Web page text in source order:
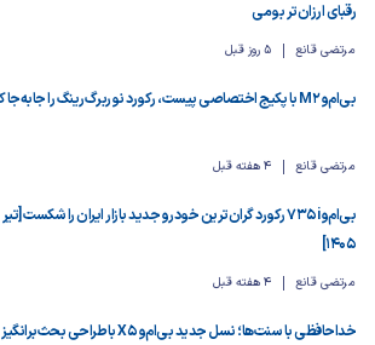
رقبای ارزان‌تر بومی
مرتضی قانع 5 روز قبل
بی‌ام‌و M2 با پکیج اختصاصی پیست، رکورد نوربرگ‌رینگ را جابه‌جا کرد
مرتضی قانع 4 هفته قبل
بی‌ام‌و 735i رکورد گران‌ترین خودرو جدید بازار ایران را شکست [تیر
۱۴۰۵]
مرتضی قانع 4 هفته قبل
خداحافظی با سنت‌ها؛ نسل جدید بی‌ام‌و X5 با طراحی بحث‌برانگیز